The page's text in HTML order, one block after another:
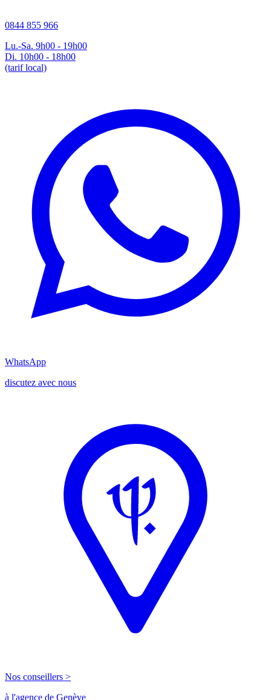
0844 855 966
Lu.-Sa. 9h00 - 19h00
Di. 10h00 - 18h00
(tarif local)
WhatsApp
discutez avec nous
Nos conseillers >
à l'agence de Genève